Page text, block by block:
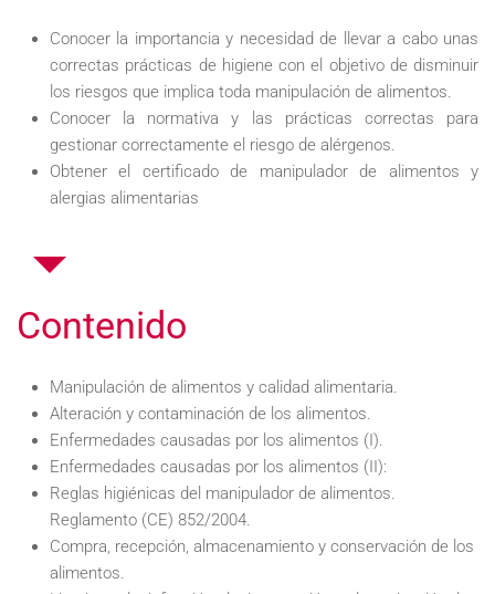
Conocer la importancia y necesidad de llevar a cabo unas
correctas prácticas de higiene con el objetivo de disminuir
los riesgos que implica toda manipulación de alimentos.
Conocer la normativa y las prácticas correctas para
gestionar correctamente el riesgo de alérgenos.
Obtener el certificado de manipulador de alimentos y
alergias alimentarias
Contenido
Manipulación de alimentos y calidad alimentaria.
Alteración y contaminación de los alimentos.
Enfermedades causadas por los alimentos (I).
Enfermedades causadas por los alimentos (II):
Reglas higiénicas del manipulador de alimentos.
Reglamento (CE) 852/2004.
Compra, recepción, almacenamiento y conservación de los
alimentos.